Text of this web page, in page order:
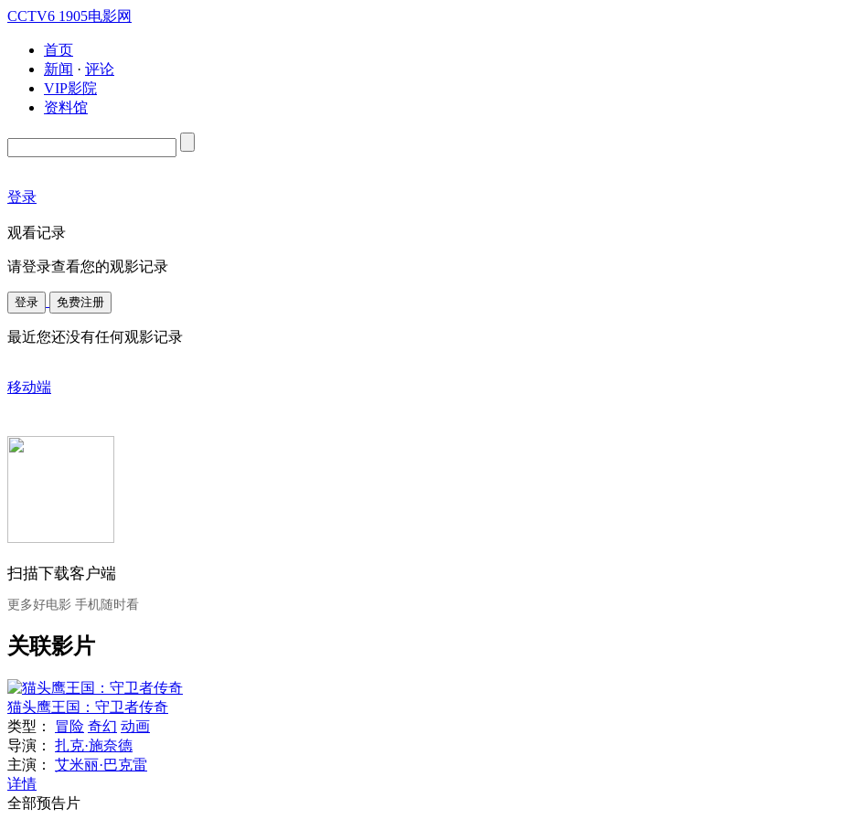
CCTV6 1905电影网
首页
新闻 · 评论
VIP影院
资料馆
登录
观看记录
请登录查看您的观影记录
登录 免费注册
最近您还没有任何观影记录
移动端
扫描下载客户端
更多好电影 手机随时看
关联影片
猫头鹰王国：守卫者传奇
类型：
冒险 奇幻 动画
导演：
扎克·施奈德
主演：
艾米丽·巴克雷
详情
全部预告片